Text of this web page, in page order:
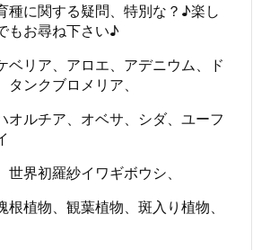
種に関する疑問、特別な？♪楽し
もお尋ね下さい♪
ベリア、アロエ、アデニウム、ド
タンクブロメリア、
オルチア、オベサ、シダ、ユーフ
世界初羅紗イワギボウシ、
根植物、観葉植物、斑入り植物、